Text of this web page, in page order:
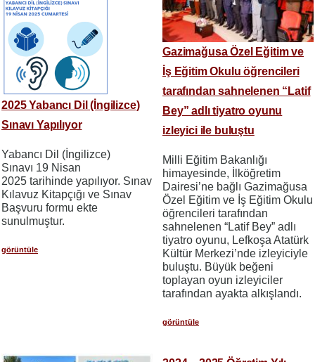
2025 Yabancı Dil (İngilizce)
Sınavı Yapılıyor
Yabancı Dil (İngilizce)
Sınavı 19 Nisan
2025 tarihinde yapılıyor. Sınav
Kılavuz Kitapçığı ve Sınav
Başvuru formu ekte
sunulmuştur.
görüntüle
Gazimağusa Özel Eğitim ve
İş Eğitim Okulu öğrencileri
tarafından sahnelenen “Latif
Bey” adlı tiyatro oyunu
izleyici ile buluştu
Milli Eğitim Bakanlığı
himayesinde, İlköğretim
Dairesi’ne bağlı Gazimağusa
Özel Eğitim ve İş Eğitim Okulu
öğrencileri tarafından
sahnelenen “Latif Bey” adlı
tiyatro oyunu, Lefkoşa Atatürk
Kültür Merkezi’nde izleyiciyle
buluştu. Büyük beğeni
toplayan oyun izleyiciler
tarafından ayakta alkışlandı.
görüntüle